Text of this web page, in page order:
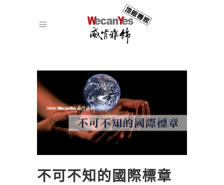
不可不知的國際標章